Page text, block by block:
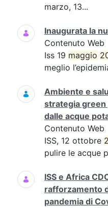
marzo, 13...
Inaugurata la
Contenuto Web
Iss 19 maggio
meglio
Ambiente e
strategia green
dalle acque
Contenuto Web
ISS, 12 ottobre
pulire le acque
ISS e Africa
rafforzamento
pandemia di